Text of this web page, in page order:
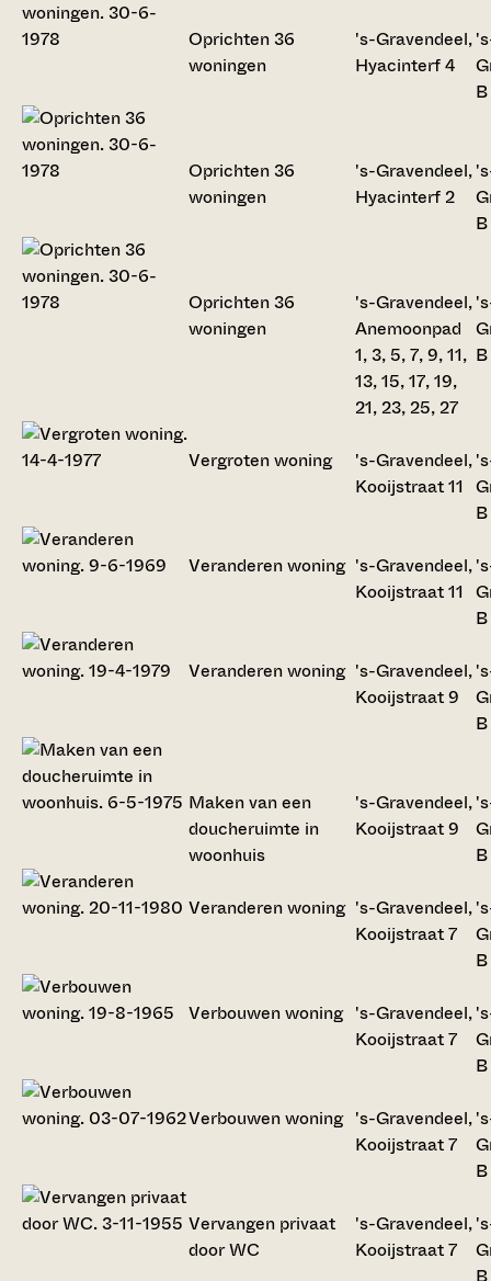
Oprichten 36
woningen
's-Gravendeel,
Hyacinterf 4
Oprichten 36
woningen
's-Gravendeel,
Hyacinterf 2
Oprichten 36
woningen
's-Gravendeel,
Anemoonpad
1, 3, 5, 7, 9, 11,
13, 15, 17, 19,
21, 23, 25, 27
Vergroten woning
's-Gravendeel,
Kooijstraat 11
Veranderen woning 's-Gravendeel,
Kooijstraat 11
Veranderen woning 's-Gravendeel,
Kooijstraat 9
Maken van een
doucheruimte in
woonhuis
's-Gravendeel,
Kooijstraat 9
Veranderen woning 's-Gravendeel,
Kooijstraat 7
Verbouwen woning 's-Gravendeel,
Kooijstraat 7
Verbouwen woning 's-Gravendeel,
Kooijstraat 7
Vervangen privaat
door WC
's-Gravendeel,
Kooijstraat 7